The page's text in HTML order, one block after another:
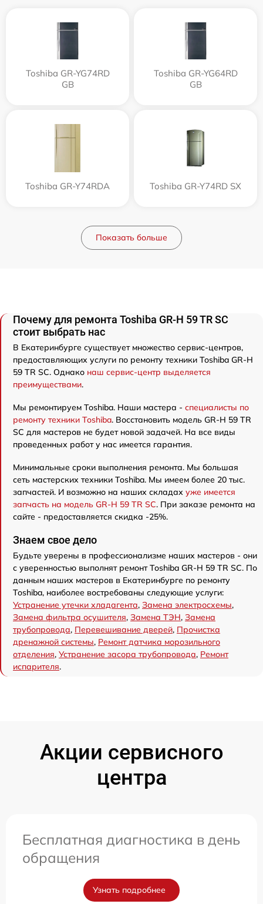
Toshiba GR-YG74RD
GB
Toshiba GR-YG64RD
GB
Toshiba GR-Y74RDA Toshiba GR-Y74RD SX
Показать больше
Почему для ремонта Toshiba GR-H 59 TR SC
стоит выбрать нас
В Екатеринбурге существует множество сервис-центров,
предоставляющих услуги по ремонту техники Toshiba GR-H
59 TR SC. Однако наш сервис-центр выделяется
преимуществами.
Мы ремонтируем Toshiba. Наши мастера - специалисты по
ремонту техники Toshiba. Восстановить модель GR-H 59 TR
SC для мастеров не будет новой задачей. На все виды
проведенных работ у нас имеется гарантия.
Минимальные сроки выполнения ремонта. Мы большая
сеть мастерских техники Toshiba. Мы имеем более 20 тыс.
запчастей. И возможно на наших складах уже имеется
запчасть на модель GR-H 59 TR SC. При заказе ремонта на
сайте - предоставляется скидка -25%.
Знаем свое дело
Будьте уверены в профессионализме наших мастеров - они
с уверенностью выполнят ремонт Toshiba GR-H 59 TR SC. По
данным наших мастеров в Екатеринбурге по ремонту
Toshiba, наиболее востребованы следующие услуги:
Устранение утечки хладагента, Замена электросхемы,
Замена фильтра осушителя, Замена ТЭН, Замена
трубопровода, Перевешивание дверей, Прочистка
дренажной системы, Ремонт датчика морозильного
отделения, Устранение засора трубопровода, Ремонт
испарителя.
Акции сервисного
центра
Бесплатная диагностика в день
обращения
Узнать подробнее